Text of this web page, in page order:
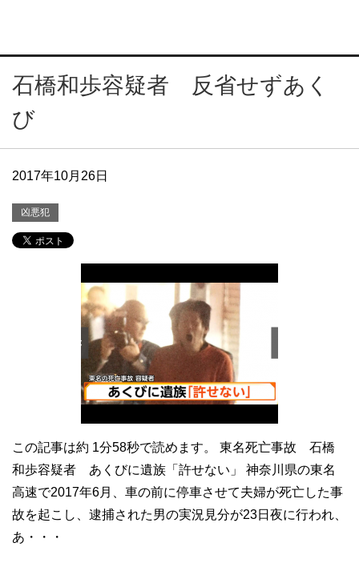
石橋和歩容疑者 反省せずあく
び
2017年10月26日
凶悪犯
この記事は約 1分58秒で読めます。 東名死亡事故 石橋
和歩容疑者 あくびに遺族「許せない」 神奈川県の東名
高速で2017年6月、車の前に停車させて夫婦が死亡した事
故を起こし、逮捕された男の実況見分が23日夜に行われ、
あ・・・